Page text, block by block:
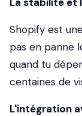
Shopify est
pas en panne
quand tu
centaines de
L'intégration